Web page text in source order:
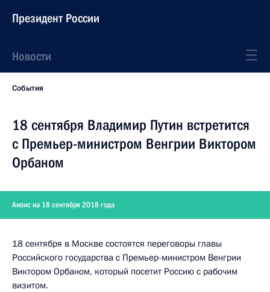
Президент России
Новости
События
18 сентября Владимир Путин встретится
с Премьер-министром Венгрии Виктором
Орбаном
Анонс на 18 сентября 2018 года
18 сентября в Москве состоятся переговоры главы
Российского государства с Премьер-министром Венгрии
Виктором Орбаном, который посетит Россию с рабочим
визитом.